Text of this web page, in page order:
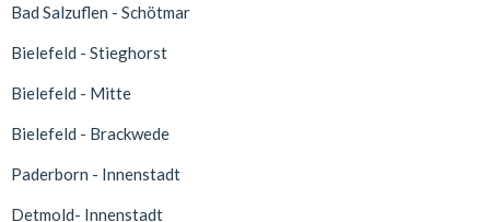
Bad Salzuflen - Schötmar
Bielefeld - Stieghorst
Bielefeld - Mitte
Bielefeld - Brackwede
Paderborn - Innenstadt
Detmold- Innenstadt